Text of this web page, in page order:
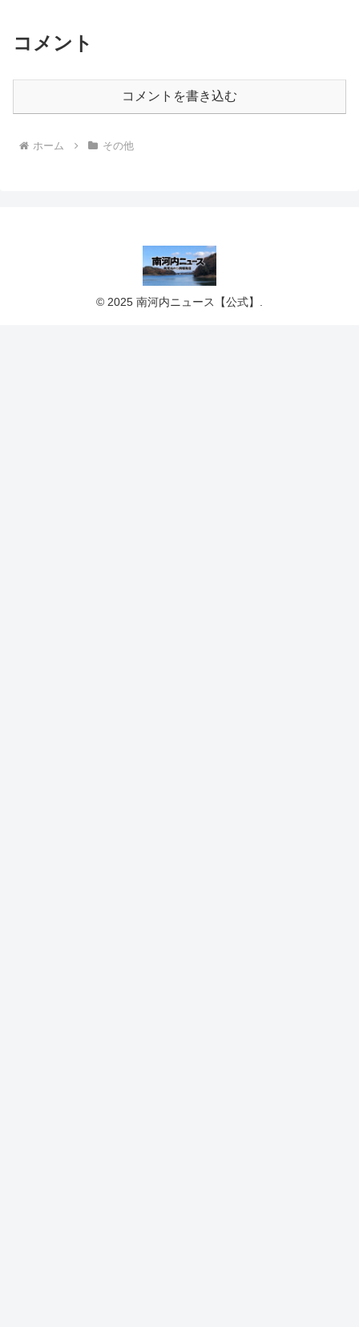
コメント
コメントを書き込む
ホーム その他
© 2025 南河内ニュース【公式】.